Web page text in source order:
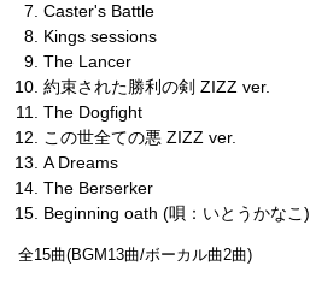
Caster's Battle
Kings sessions
The Lancer
約束された勝利の剣 ZIZZ ver.
The Dogfight
この世全ての悪 ZIZZ ver.
A Dreams
The Berserker
Beginning oath (唄：いとうかなこ)
全15曲(BGM13曲/ボーカル曲2曲)